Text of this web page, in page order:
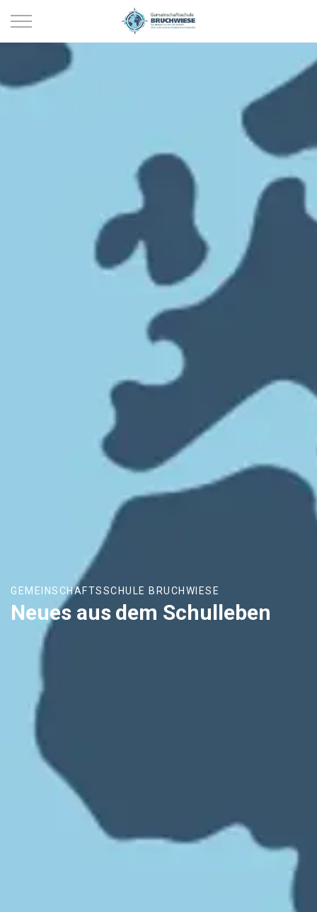
GEMEINSCHAFTSSCHULE BRUCHWIESE
Neues aus dem Schulleben